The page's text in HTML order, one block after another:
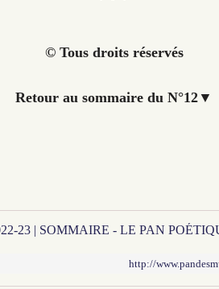
© Tous droits réservés
Retour au sommaire du N°12▼
23 | SOMMAIRE - LE PAN
http://